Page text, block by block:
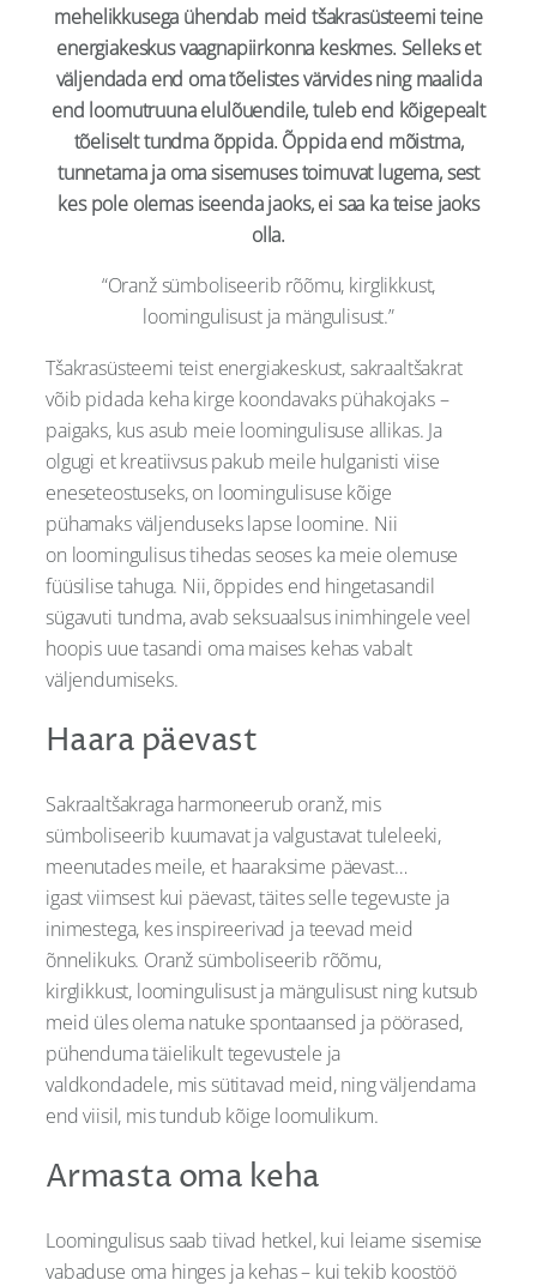
mehelikkusega ühendab meid tšakrasüsteemi teine
energiakeskus vaagnapiirkonna keskmes. Selleks et
väljendada end oma tõelistes värvides ning maalida
end loomutruuna elulõuendile, tuleb end kõigepealt
tõeliselt tundma õppida. Õppida end mõistma,
tunnetama ja oma sisemuses toimuvat lugema, sest
kes pole olemas iseenda jaoks, ei saa ka teise jaoks
olla.
“Oranž sümboliseerib rõõmu, kirglikkust,
loomingulisust ja mängulisust.”
Tšakrasüsteemi teist energiakeskust, sakraaltšakrat
võib pidada keha kirge koondavaks pühakojaks –
paigaks, kus asub meie loomingulisuse allikas. Ja
olgugi et kreatiivsus pakub meile hulganisti viise
eneseteostuseks, on loomingulisuse kõige
pühamaks väljenduseks lapse loomine. Nii
on loomingulisus tihedas seoses ka meie olemuse
füüsilise tahuga. Nii, õppides end hingetasandil
sügavuti tundma, avab seksuaalsus inimhingele veel
hoopis uue tasandi oma maises kehas vabalt
väljendumiseks.
Haara päevast
Sakraaltšakraga harmoneerub oranž, mis
sümboliseerib kuumavat ja valgustavat tuleleeki,
meenutades meile, et haaraksime päevast…
igast viimsest kui päevast, täites selle tegevuste ja
inimestega, kes inspireerivad ja teevad meid
õnnelikuks. Oranž sümboliseerib rõõmu,
kirglikkust, loomingulisust ja mängulisust ning kutsub
meid üles olema natuke spontaansed ja pöörased,
pühenduma täielikult tegevustele ja
valdkondadele, mis sütitavad meid, ning väljendama
end viisil, mis tundub kõige loomulikum.
Armasta oma keha
Loomingulisus saab tiivad hetkel, kui leiame sisemise
vabaduse oma hinges ja kehas – kui tekib koostöö